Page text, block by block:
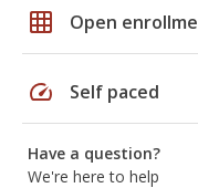
grid_on Open
speed Self paced
Have a question?
We're here to help